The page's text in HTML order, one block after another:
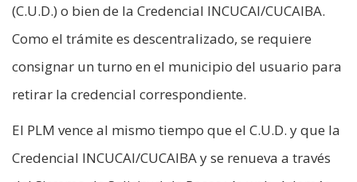
(C.U.D.) o bien de la Credencial INCUCAI/CUCAIBA.
Como el trámite es descentralizado, se requiere
consignar un turno en el municipio del usuario para
retirar la credencial correspondiente.
El PLM vence al mismo tiempo que el C.U.D. y que la
Credencial INCUCAI/CUCAIBA y se renueva a través